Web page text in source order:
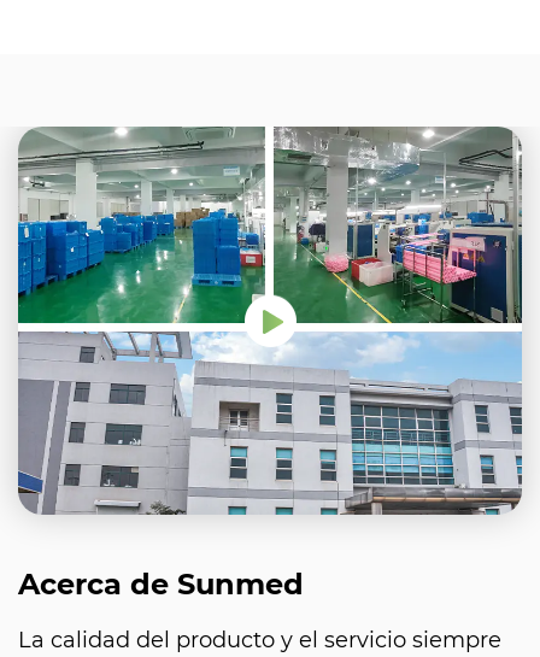
Acerca de Sunmed
La calidad del producto y el servicio siempre